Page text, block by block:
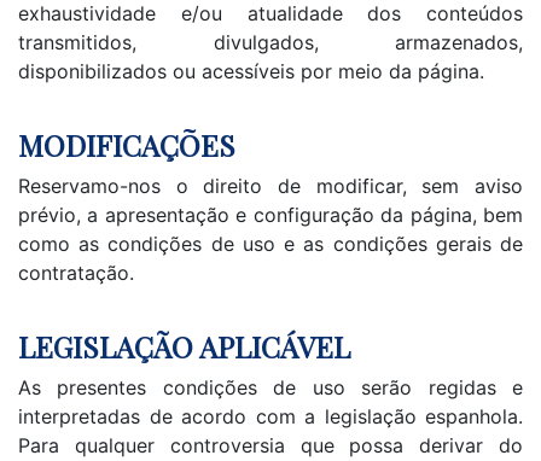
exhaustividade e/ou atualidade dos conteúdos
transmitidos, divulgados, armazenados,
disponibilizados ou acessíveis por meio da página.
MODIFICAÇÕES
Reservamo-nos o direito de modificar, sem aviso
prévio, a apresentação e configuração da página, bem
como as condições de uso e as condições gerais de
contratação.
LEGISLAÇÃO APLICÁVEL
As presentes condições de uso serão regidas e
interpretadas de acordo com a legislação espanhola.
Para qualquer controversia que possa derivar do